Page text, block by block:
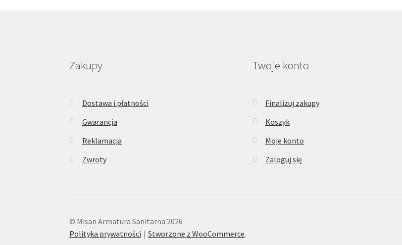
Zakupy
Dostawa i płatności
Gwarancja
Reklamacja
Zwroty
Twoje konto
Finalizuj zakupy
Koszyk
Moje konto
Zaloguj się
© Misan Armatura Sanitarna 2026
Polityka prywatności
Stworzone z WooCommerce.